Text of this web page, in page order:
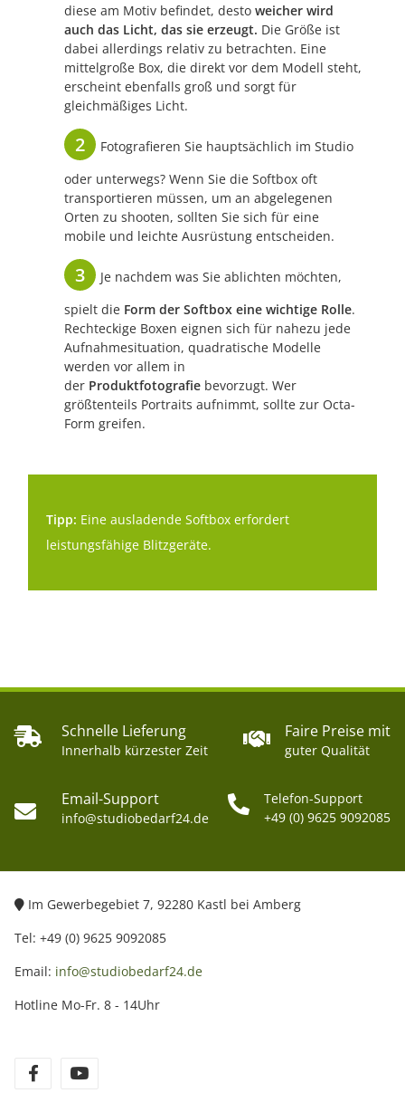
diese am Motiv befindet, desto weicher wird
auch das Licht, das sie erzeugt. Die Größe ist
dabei allerdings relativ zu betrachten. Eine
mittelgroße Box, die direkt vor dem Modell steht,
erscheint ebenfalls groß und sorgt für
gleichmäßiges Licht.
Fotografieren Sie hauptsächlich im Studio
oder unterwegs? Wenn Sie die Softbox oft
transportieren müssen, um an abgelegenen
Orten zu shooten, sollten Sie sich für eine
mobile und leichte Ausrüstung entscheiden.
Je nachdem was Sie ablichten möchten,
spielt die Form der Softbox eine wichtige Rolle.
Rechteckige Boxen eignen sich für nahezu jede
Aufnahmesituation, quadratische Modelle
werden vor allem in
der Produktfotografie bevorzugt. Wer
größtenteils Portraits aufnimmt, sollte zur Octa-
Form greifen.
Tipp: Eine ausladende Softbox erfordert
leistungsfähige Blitzgeräte.
Schnelle Lieferung
Innerhalb kürzester Zeit
Faire Preise mit
guter Qualität
Email-Support
info@studiobedarf24.de
Telefon-Support
+49 (0) 9625 9092085
Im Gewerbegebiet 7, 92280 Kastl bei Amberg
Tel: +49 (0) 9625 9092085
Email: info@studiobedarf24.de
Hotline Mo-Fr. 8 - 14Uhr